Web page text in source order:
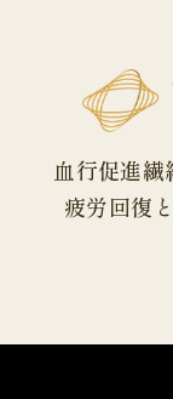
血行促進
疲労回復